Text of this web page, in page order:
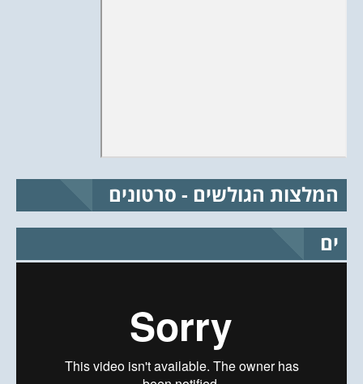
המלצות הגולשים - סרטונים
ים